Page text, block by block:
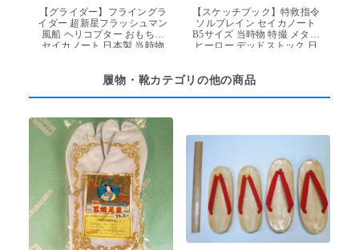
【グライダー】フライングラ
イダー 超新星フラッシュマン
風船 ヘリコプター おもちゃ
セイカノート 日本製 当時物
【スケッチブック】特救指令
ソルブレイン セイカノート
B5サイズ 当時物 特撮 メタル
ヒーロー デッドストック 日
履物・靴カテゴリの他の商品